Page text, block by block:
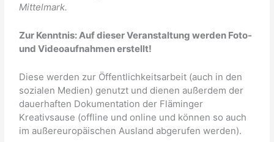
Mittelmark.
Zur Kenntnis: Auf dieserVeranstaltung werden Foto-
undVideoaufnahmenerstellt!
Diese werden zur Öffentlichkeitsarbeit (auch in den
sozialen Medien) genutzt und dienen außerdem der
dauerhaften Dokumentation der Fläminger
Kreativsause (offline und online und können so auch
im außereuropäischen Ausland abgerufen werden).